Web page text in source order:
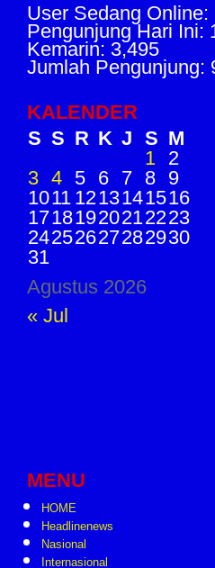
User Sedang Online:
Pengunjung Hari Ini:
Kemarin: 3,495
Jumlah Pengunjung:
KALENDER
Agustus 2026
S S R K J S M
1 2
3 4 5 6 7 8 9
1011 1213141516
17181920212223
24252627282930
31
« Jul
MENU
HOME
Headlinenews
Nasional
Internasional